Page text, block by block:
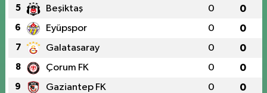
5 Beşiktaş 0 0
6 Eyüpspor 0 0
7 Galatasaray 0 0
8 Çorum FK 0 0
9 Gaziantep FK 0 0